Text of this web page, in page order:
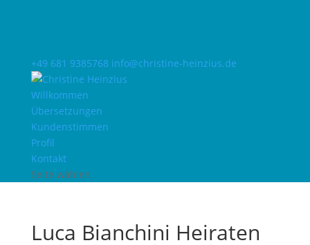
+49 681 9385768 info@christine-heinzius.de
Willkommen
Übersetzungen
Kundenstimmen
Profil
Kontakt
Seite wählen
Luca Bianchini Heiraten